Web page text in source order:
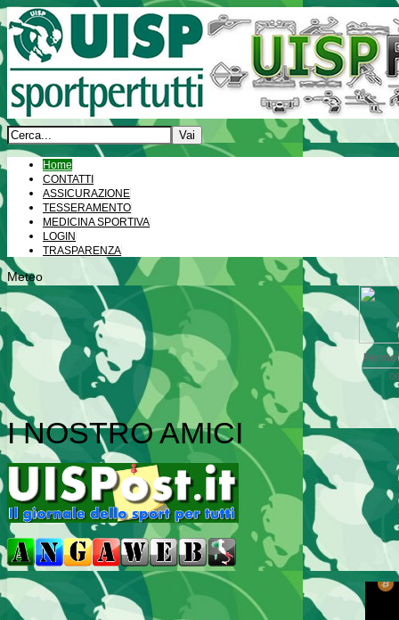
Home
CONTATTI
ASSICURAZIONE
TESSERAMENTO
MEDICINA SPORTIVA
LOGIN
TRASPARENZA
Meteo
Fermo
I NOSTRO AMICI